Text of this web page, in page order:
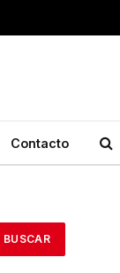
Contacto